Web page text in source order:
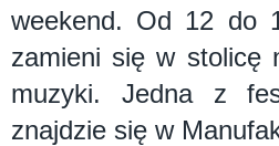
weekend. Od 12 do
zamieni się w stolicę
muzyki. Jedna z
znajdzie się w